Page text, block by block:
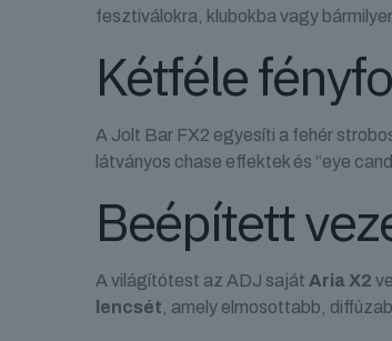
fesztiválokra, klubokba vagy
Kétféle
A Jolt Bar FX2 egyesíti a fehér
látványos chase effektek és “eye
Beépített
A világítótest az ADJ saját Aria X2
lencsét , amely elmosottabb,